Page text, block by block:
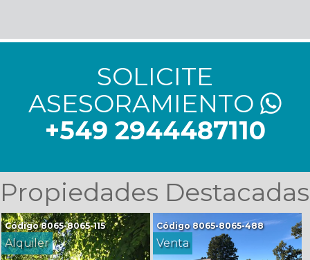
SOLICITE
ASESORAMIENTO
+549 2944487110
Propiedades Destacadas
Código8065-8065-115
Alquiler
Código 8065-8065-488
Venta